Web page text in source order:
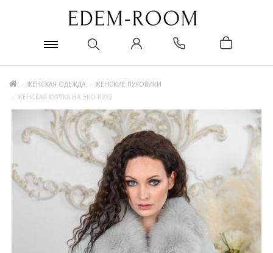
ЖЕНСКАЯ ОДЕЖДА
ЖЕНСКИЕ ПУХОВИКИ
ЖЕНСКАЯ КУРТКА НА ЭКО-ПУХЕ